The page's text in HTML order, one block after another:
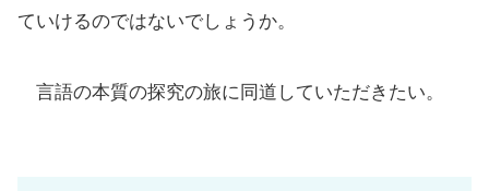
ていけるのではないでしょうか。
言語の本質の探究の旅に同道していただきたい。